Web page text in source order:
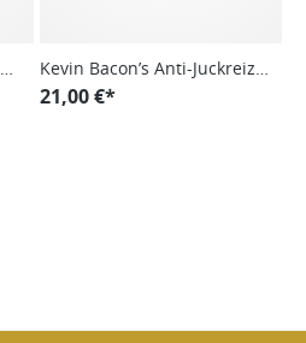
Kevin Bacon’s Anti-Juckreiz
Active Soap
21,00 €*